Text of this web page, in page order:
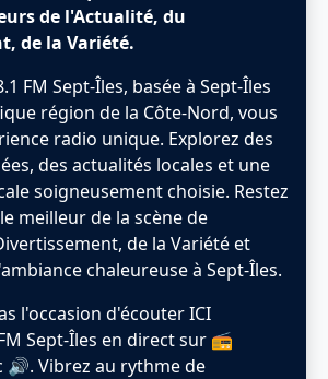
de l'Actualité, du
de la Variété.
FM Sept-Îles, basée à Sept-Îles
région de la ‎Côte-Nord, vous
radio unique. Explorez des
des actualités locales et une
soigneusement choisie. Restez
meilleur de la scène de
de la Variété et
chaleureuse à Sept-Îles.
l'occasion d'écouter ICI
Sept-Îles en direct sur 📻
🔊. Vibrez au rythme de